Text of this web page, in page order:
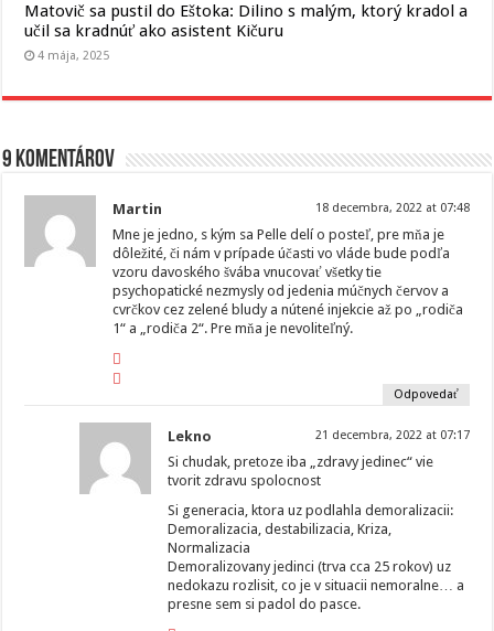
Matovič sa pustil do Eštoka: Dilino s malým, ktorý kradol a
učil sa kradnúť ako asistent Kičuru
4 mája, 2025
9 komentárov
Martin 18 decembra, 2022 at 07:48
Mne je jedno, s kým sa Pelle delí o posteľ, pre mňa je
dôležité, či nám v prípade účasti vo vláde bude podľa
vzoru davoského švába vnucovať všetky tie
psychopatické nezmysly od jedenia múčnych červov a
cvrčkov cez zelené bludy a nútené injekcie až po „rodiča
1“ a „rodiča 2“. Pre mňa je nevoliteľný.
Odpovedať
Lekno 21 decembra, 2022 at 07:17
Si chudak, pretoze iba „zdravy jedinec“ vie
tvorit zdravu spolocnost
Si generacia, ktora uz podlahla demoralizacii:
Demoralizacia, destabilizacia, Kriza,
Normalizacia
Demoralizovany jedinci (trva cca 25 rokov) uz
nedokazu rozlisit, co je v situacii nemoralne… a
presne sem si padol do pasce.